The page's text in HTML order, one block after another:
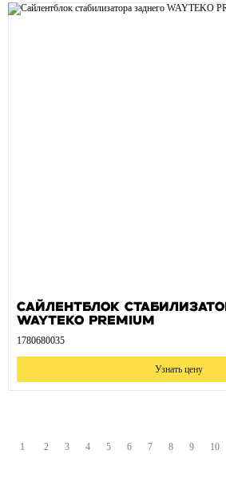
Сайлентблок
WAYTEKO PREMIUM
1780680035
Узнать цену
1 2 3 4 5 6 7 8 9 10